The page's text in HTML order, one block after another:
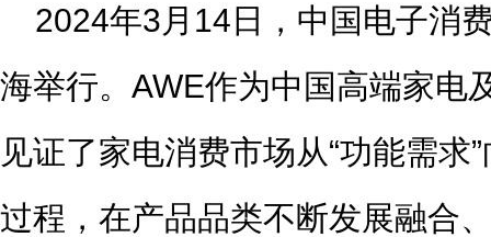
2024年3月14日，中国电子消
海举行。AWE作为中国高端家电
见证了家电消费市场从“功能需求
过程，在产品品类不断发展融合